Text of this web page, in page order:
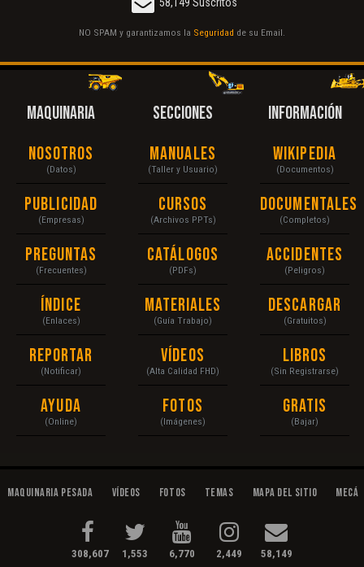
NO SPAM y garantizamos la Seguridad de su Email.
MAQUINARIA
Nosotros
(Datos)
Publicidad
(Empresas)
Preguntas
(Frecuentes)
Índice
(Enlaces)
Reportar
(Notificar)
Ayuda
(Online)
SECCIONES
Manuales
(Taller y Usuario)
Cursos
(Archivos PPTs)
Catálogos
(PDFs)
Materiales
(Guía Trabajo)
Vídeos
(Alta Calidad FHD)
Fotos
(Imágenes)
INFORMACIÓN
Wikipedia
(Documentos)
Documentales
(Completos)
Accidentes
(Peligros)
Descargar
(Gratuitos)
Libros
(Sin Registrarse)
Gratis
(Bajar)
Maquinaria Pesada Vídeos Fotos Temas Mapa del Sitio
308,607 1,553 6,770 2,449 58,149